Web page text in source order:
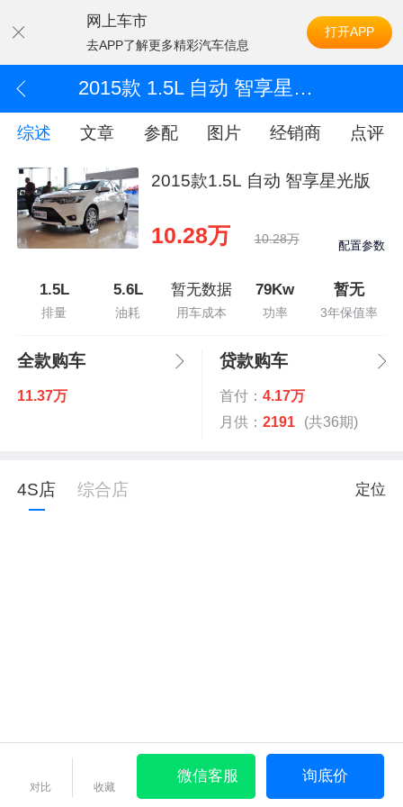
网上车市
去APP了解更多精彩汽车信息
打开APP
2015款 1.5L 自动 智享星光版
综述 文章 参配 图片 经销商 点评
2015款1.5L 自动 智享星光版
10.28万 10.28万 配置参数
1.5L
排量
5.6L
油耗
暂无数据
用车成本
79Kw
功率
暂无
3年保值率
全款购车
11.37万
贷款购车
首付： 4.17万
月供： 2191 (共36期)
4S店 综合店 定位
对比 收藏
微信客服 询底价